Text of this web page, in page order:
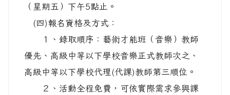
（星期五）下午5點止。
(四)報名資格及方式：
１、錄取順序：藝術才能班（音樂）教師
優先、高級中等以下學校音樂正式教師次之、
高級中等以下學校代理(代課)教師第三順位。
２、活動全程免費，可依實際需求參與課